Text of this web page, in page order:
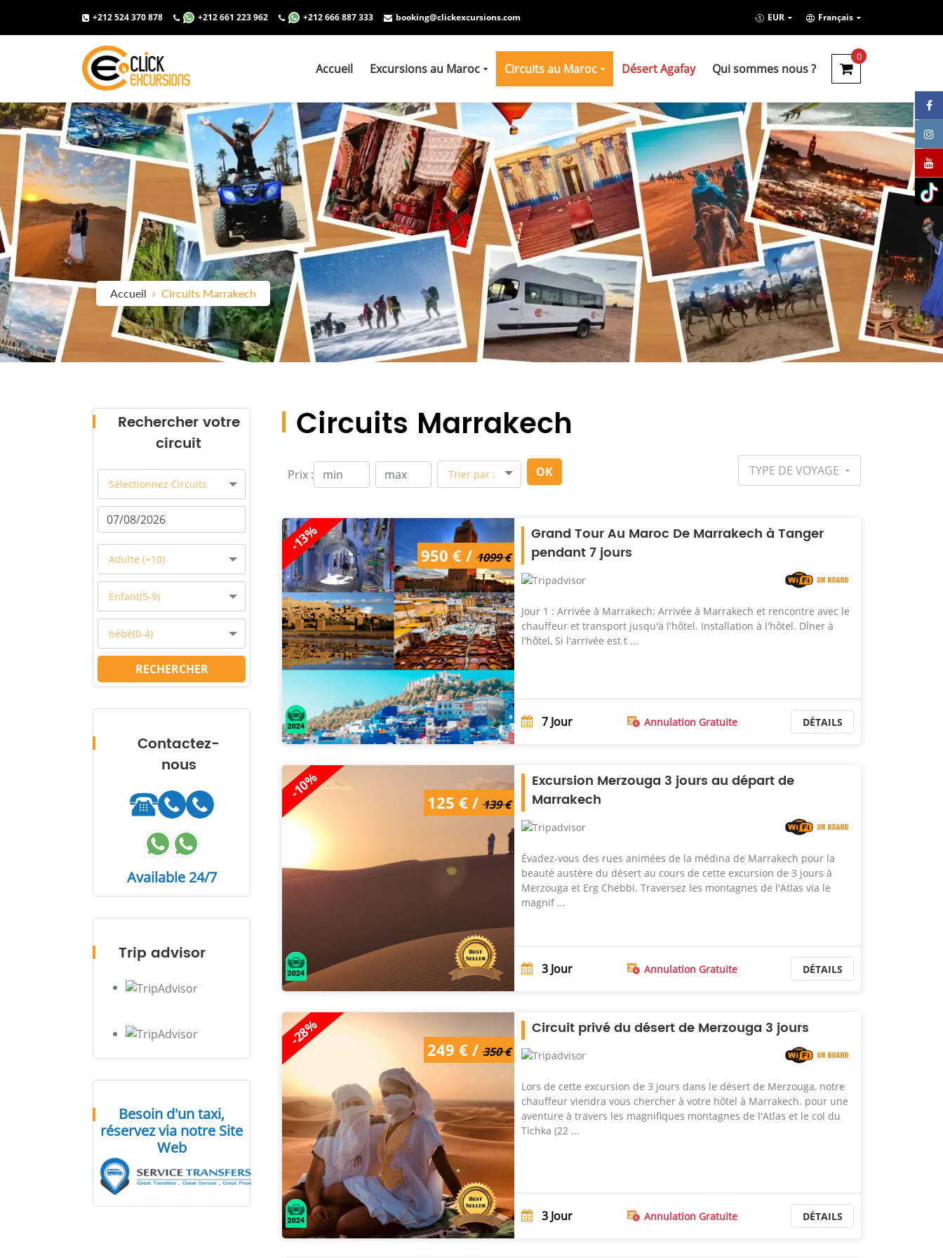
+212 524 370 878 +212 661 223 962 +212 666 887 333 booking@clickexcursions.com EUR Français
Accueil Excursions au Maroc Circuits au Maroc Désert Agafay Qui sommes nous ?
0
Accueil Circuits Marrakech
Circuits Marrakech
Prix : Trier par : OK TYPE DE VOYAGE
-13%
950 € / 1099 €
Grand Tour Au Maroc De Marrakech à Tanger
pendant 7 jours
Jour 1 : Arrivée à Marrakech: Arrivée à Marrakech et rencontre avec le
chauffeur et transport jusqu'à l'hôtel. Installation à l'hôtel. Dîner à
l'hôtel, Si l'arrivée est t ...
7 Jour Annulation Gratuite DÉTAILS
-10%
125 € / 139 €
Excursion Merzouga 3 jours au départ de
Marrakech
Évadez-vous des rues animées de la médina de Marrakech pour la
beauté austère du désert au cours de cette excursion de 3 jours à
Merzouga et Erg Chebbi. Traversez les montagnes de l'Atlas via le
magnif ...
3 Jour Annulation Gratuite DÉTAILS
-28%
249 € / 350 €
Circuit privé du désert de Merzouga 3 jours
Lors de cette excursion de 3 jours dans le désert de Merzouga, notre
chauffeur viendra vous chercher à votre hôtel à Marrakech. pour une
aventure à travers les magnifiques montagnes de l'Atlas et le col du
Tichka (22 ...
3 Jour Annulation Gratuite DÉTAILS
Rechercher votre
circuit
Sélectionnez Circuits
Adulte (+10)
Enfant(5-9)
bébé(0-4)
RECHERCHER
Contactez-
nous
Available 24/7
Trip advisor
Besoin d'un taxi,
réservez via notre Site
Web